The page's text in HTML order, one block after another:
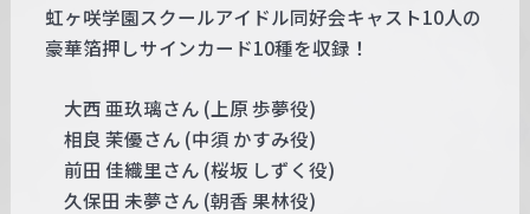
虹ヶ咲学園スクールアイドル同好会キャスト10人の
豪華箔押しサインカード10種を収録！
大西 亜玖璃さん (上原 歩夢役)
相良 茉優さん (中須 かすみ役)
前田 佳織里さん (桜坂 しずく役)
久保田 未夢さん (朝香 果林役)